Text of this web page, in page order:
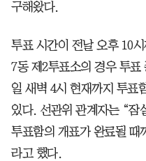
구해왔다.
투표 시간이 전날 오후 10
7동 제2투표소의 경우 투표
일 새벽 4시 현재까지 투표
있다. 선관위 관계자는 “잠
투표함의 개표가 완료될 때
라고 했다.